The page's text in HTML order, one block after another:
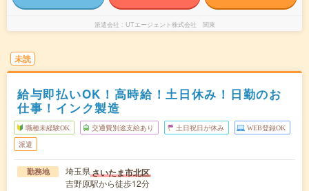
派遣会社 UTエージェント株式会社 関東
未読
給与即払いOK！高時給！土日休み！日勤のお
仕事！インク製造
職種未経験OK 交通費別途支給あり 土日祝日が休み WEB登録OK
派遣
勤務地 埼玉県さいたま市北区
吉野原駅から徒歩12分